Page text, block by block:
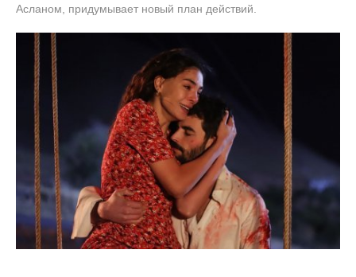
Асланом, придумывает новый план действий.